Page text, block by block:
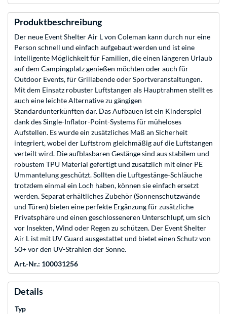
Produktbeschreibung
Der neue Event Shelter Air L von Coleman kann durch nur eine
Person schnell und einfach aufgebaut werden und ist eine
intelligente Möglichkeit für Familien, die einen längeren Urlaub
auf dem Campingplatz genießen möchten oder auch für
Outdoor Events, für Grillabende oder Sportveranstaltungen.
Mit dem Einsatz robuster Luftstangen als Hauptrahmen stellt es
auch eine leichte Alternative zu gängigen
Standardunterkünften dar. Das Aufbauen ist ein Kinderspiel
dank des Single-Inflator-Point-Systems für müheloses
Aufstellen. Es wurde ein zusätzliches Maß an Sicherheit
integriert, wobei der Luftstrom gleichmäßig auf die Luftstangen
verteilt wird. Die aufblasbaren Gestänge sind aus stabilem und
robustem TPU Material gefertigt und zusätzlich mit einer PE
Ummantelung geschützt. Sollten die Luftgestänge-Schläuche
trotzdem einmal ein Loch haben, können sie einfach ersetzt
werden. Separat erhältliches Zubehör (Sonnenschutzwände
und Türen) bieten eine perfekte Ergänzung für zusätzliche
Privatsphäre und einen geschlosseneren Unterschlupf, um sich
vor Insekten, Wind oder Regen zu schützen. Der Event Shelter
Air L ist mit UV Guard ausgestattet und bietet einen Schutz von
50+ vor den UV-Strahlen der Sonne.
Art.-Nr.: 100031256
Details
Typ